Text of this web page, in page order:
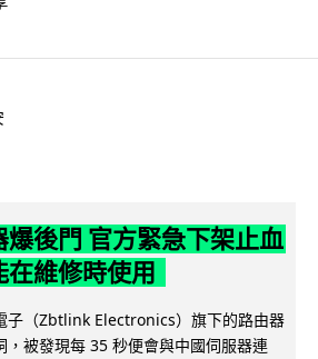
爆後門 官方緊急下架止血
維修時使用
子（Zbtlink Electronics）旗下的路由器
，被發現每 35 秒便會與中國伺服器連